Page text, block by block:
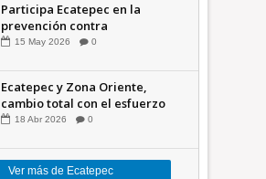
Participa Ecatepec en la
prevención contra
inundaciones en el Valle de
15 May 2026 0
Ecatepec y Zona Oriente,
cambio total con el esfuerzo
conjunto: Azucena; retiran 21
18 Abr 2026 0
Ver más de Ecatepec